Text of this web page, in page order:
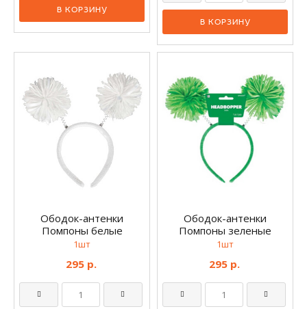
Ободок-антенки
Помпоны белые
1шт
295 р.
Ободок-антенки
Помпоны зеленые
1шт
295 р.